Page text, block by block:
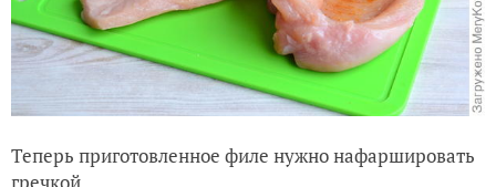
Теперь приготовленное филе нужно нафаршировать